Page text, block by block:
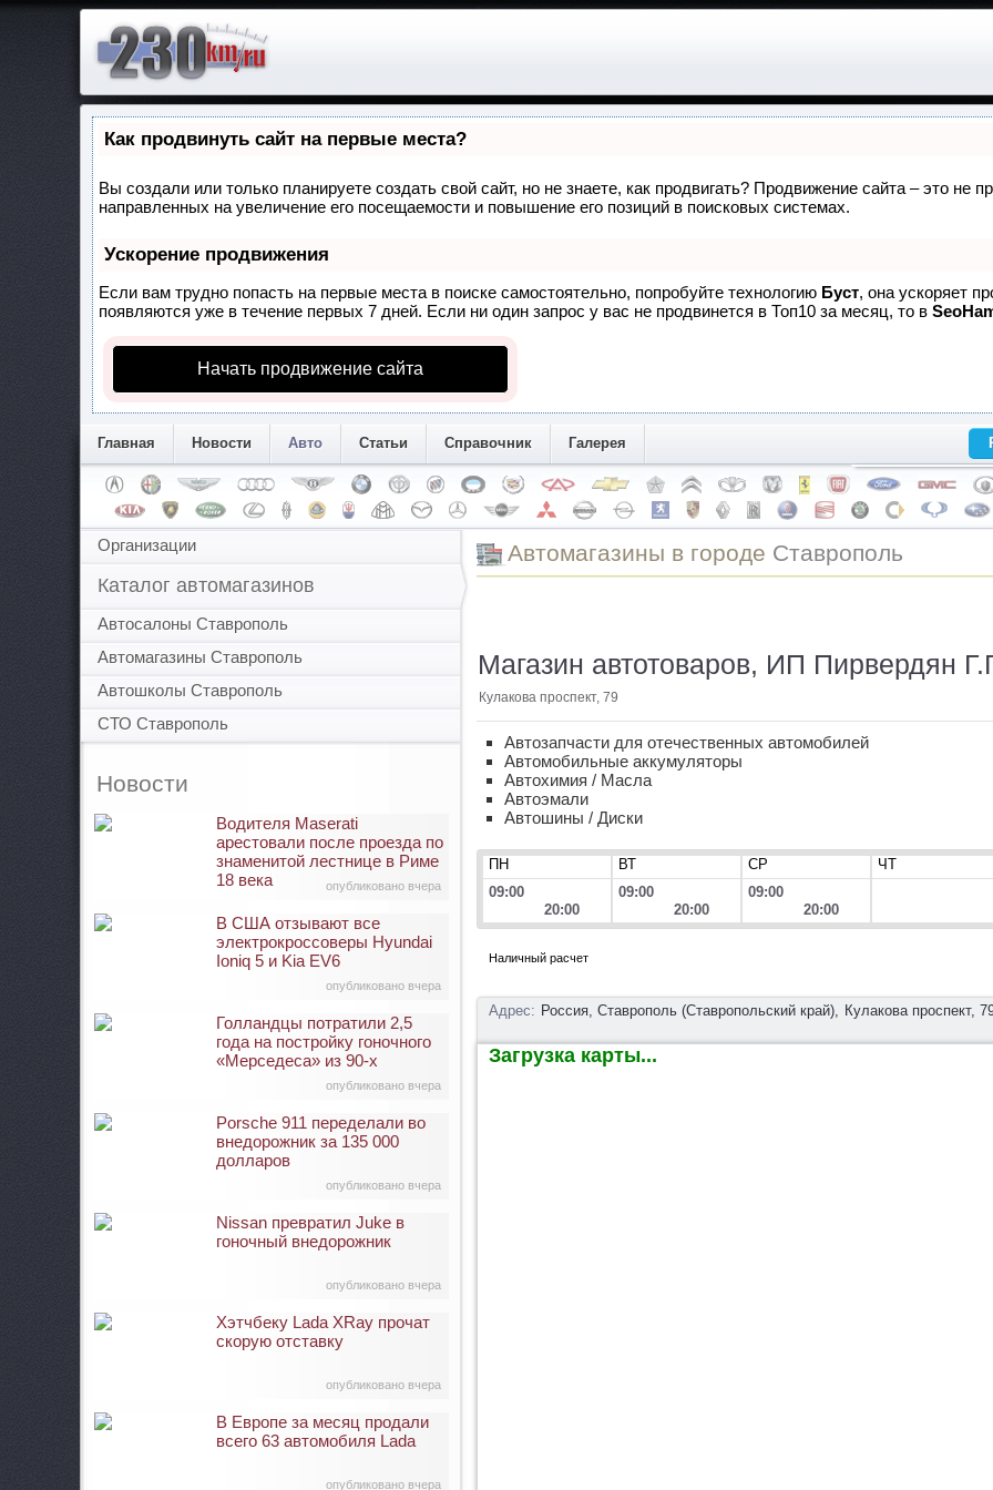
Как продвинуть сайт на первые места?
Вы создали или только планируете создать свой сайт, но не знаете, как продвигать? Продвижение сайта – это не
направленных на увеличение его посещаемости и повышение его позиций в поисковых системах.
Ускорение продвижения
Если вам трудно попасть на первые места в поиске самостоятельно, попробуйте технологию Буст, она ускоряет
появляются уже в течение первых 7 дней. Если ни один запрос у вас не продвинется в Топ10 за месяц, то в
Начать продвижение сайта
Главная Новости Авто Статьи Справочник Галерея
Организации
Каталог автомагазинов
Автосалоны Ставрополь
Автомагазины Ставрополь
Автошколы Ставрополь
СТО Ставрополь
Новости
опубликовано вчера
Водителя Maserati
арестовали после проезда по
знаменитой лестнице в Риме
18 века
опубликовано вчера
В США отзывают все
электрокроссоверы Hyundai
Ioniq 5 и Kia EV6
опубликовано вчера
Голландцы потратили 2,5
года на постройку гоночного
«Мерседеса» из 90-х
опубликовано вчера
Porsche 911 переделали во
внедорожник за 135 000
долларов
опубликовано вчера
Nissan превратил Juke в
гоночный внедорожник
опубликовано вчера
Хэтчбеку Lada XRay прочат
скорую отставку
опубликовано вчера
В Европе за месяц продали
всего 63 автомобиля Lada
Автомагазины в городе Ставрополь
Магазин автотоваров, ИП Пирвердян
Кулакова проспект, 79
Автозапчасти для отечественных автомобилей
Автомобильные аккумуляторы
Автохимия / Масла
Автоэмали
Автошины / Диски
ПН ВТ СР
ЧТ
09:00
20:00
09:00
20:00
09:00
20:00
Наличный расчет
Адрес: Россия, Ставрополь (Ставропольский край), Кулакова проспект,
Загрузка карты...